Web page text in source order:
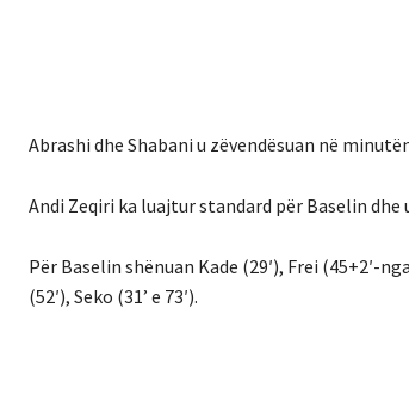
Abrashi dhe Shabani u zëvendësuan në
Andi Zeqiri ka luajtur standard për Baselin dhe
Për Baselin shënuan Kade (29′), Frei (45+2′-
(52′), Seko (31’ e 73′).